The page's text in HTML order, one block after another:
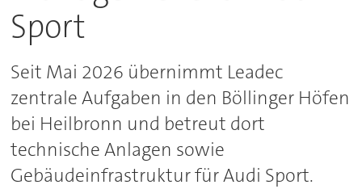
Sport
Seit Mai 2026 übernimmt Leadec
zentrale Aufgaben in den Böllinger Höfen
bei Heilbronn und betreut dort
technische Anlagen sowie
Gebäudeinfrastruktur für Audi Sport.